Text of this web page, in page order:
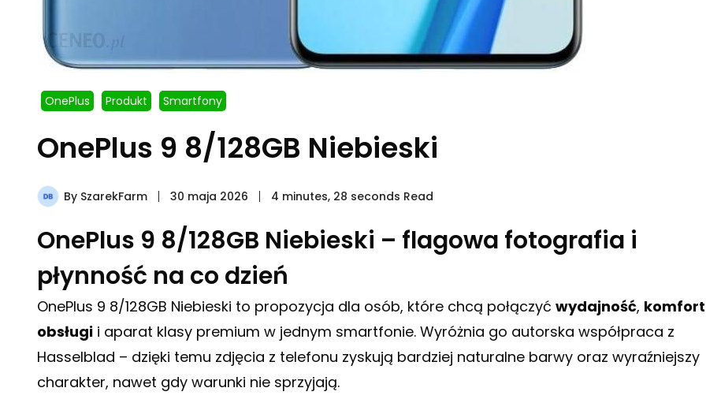
OnePlus Produkt Smartfony
OnePlus 9 8/128GB Niebieski
By SzarekFarm 30 maja 2026 4 minutes, 28 seconds Read
OnePlus 9 8/128GB Niebieski – flagowa fotografia i
płynność na co dzień
OnePlus 9 8/128GB Niebieski to propozycja dla osób, które chcą połączyć wydajność, komfort
obsługi i aparat klasy premium w jednym smartfonie. Wyróżnia go autorska współpraca z
Hasselblad – dzięki temu zdjęcia z telefonu zyskują bardziej naturalne barwy oraz wyraźniejszy
charakter, nawet gdy warunki nie sprzyjają.